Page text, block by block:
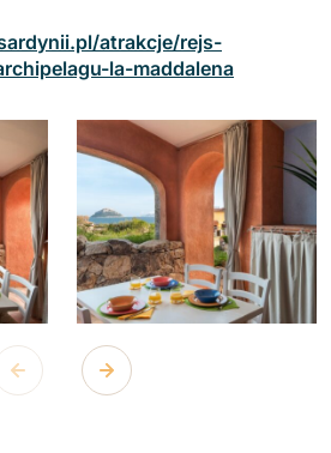
atrakcje/rejs-
la-maddalena